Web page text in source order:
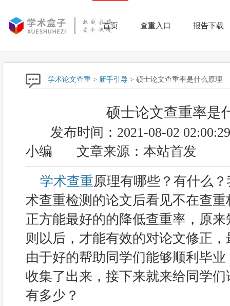
首页 查重入口 报告下载
学术论文查重 > 新手引导 > 硕士论文查重率是什么原理
硕士论文查重率是
发布时间：2021-08-02 02:00:29
小编
文章来源：本站首发
学术查重原理有哪些？有什么
术查重检测的论文后看见不在查
正方能最好的的降低查重率，原
则以后，才能有效的对论文修正
由于好的帮助同学们能够顺利毕
收集了出来，接下来就来给同学
有多少？